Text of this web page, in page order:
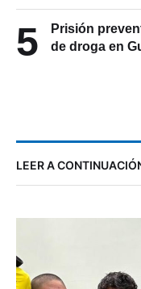
5
Prisión
de droga en
LEER A